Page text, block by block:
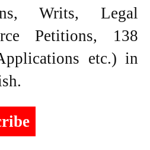
Writs, Legal
Petitions, 138
etc.) in